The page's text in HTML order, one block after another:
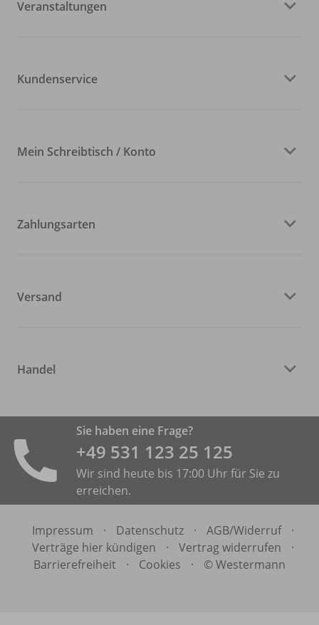
Veranstaltungen
Kundenservice
Mein Schreibtisch / Konto
Zahlungsarten
Versand
Handel
Sie haben eine Frage?
+49 531 ­123 25 125
Wir sind heute bis 17:00 Uhr für Sie zu
erreichen.
Impressum · Datenschutz · AGB/Widerruf
·
Verträge hier kündigen
· Vertrag widerrufen
·
Barrierefreiheit
· Cookies · © Westermann